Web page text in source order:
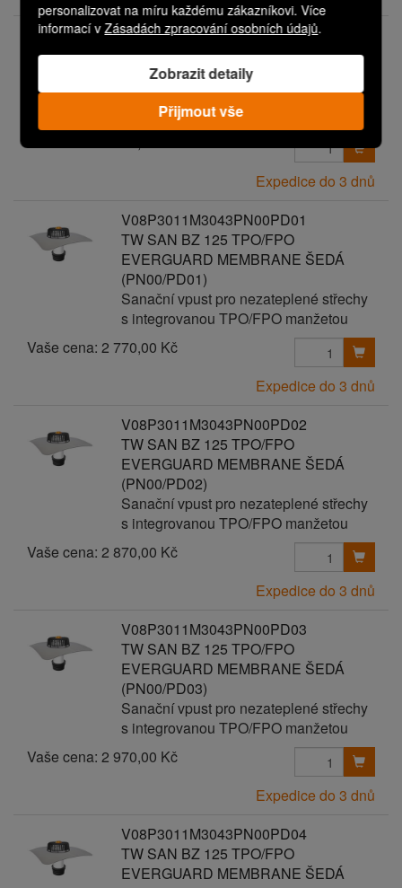
personalizovat na míru každému zákazníkovi. Více
informací vZásadách zpracování osobních údajů.
Zobrazit detaily
Přijmout vše
V08P3011M3043PN00PD00
TW SAN BZ 125 TPO/FPO
EVERGUARD MEMBRANE ŠEDÁ
Sanační vpust pro nezateplené střechy
s integrovanou TPO/FPO manžetou
Expedice do 3 dnů
V08P3011M3043PN00PD01
TW SAN BZ 125 TPO/FPO
EVERGUARD MEMBRANE ŠEDÁ
(PN00/PD01)
Sanační vpust pro nezateplené střechy
s integrovanou TPO/FPO manžetou
Vaše cena: 2 770,00 Kč
Expedice do 3 dnů
V08P3011M3043PN00PD02
TW SAN BZ 125 TPO/FPO
EVERGUARD MEMBRANE ŠEDÁ
(PN00/PD02)
Sanační vpust pro nezateplené střechy
s integrovanou TPO/FPO manžetou
Vaše cena: 2 870,00 Kč
Expedice do 3 dnů
V08P3011M3043PN00PD03
TW SAN BZ 125 TPO/FPO
EVERGUARD MEMBRANE ŠEDÁ
(PN00/PD03)
Sanační vpust pro nezateplené střechy
s integrovanou TPO/FPO manžetou
Vaše cena: 2 970,00 Kč
Expedice do 3 dnů
V08P3011M3043PN00PD04
TW SAN BZ 125 TPO/FPO
EVERGUARD MEMBRANE ŠEDÁ